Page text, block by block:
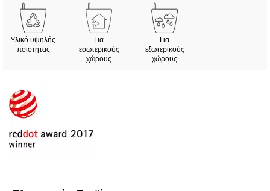
Yλικό υψηλής
ποιότητας
Για
εσωτερικούς
χώρους
Για
εξωτερικούς
χώρους